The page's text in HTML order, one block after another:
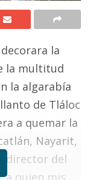
la
la multitud
la algarabía
de Tláloc
a quemar la
Nayarit,
director del
a quien mis